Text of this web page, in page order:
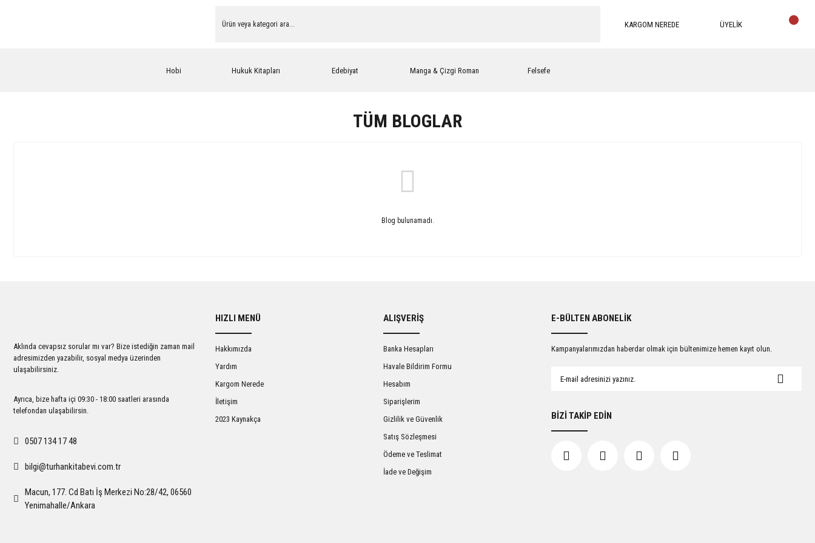
KARGOM NEREDE ÜYELİK
Hobi Hukuk Kitapları Edebiyat Manga & Çizgi Roman Felsefe
TÜM BLOGLAR
Blog bulunamadı.
Aklında cevapsız sorular mı var? Bize istediğin zaman mail
adresimizden yazabilir, sosyal medya üzerinden
ulaşabilirsiniz.
Ayrıca, bize hafta içi 09:30 - 18:00 saatleri arasında
telefondan ulaşabilirsin.
0507 134 17 48
bilgi@turhankitabevi.com.tr
Macun, 177. Cd Batı İş Merkezi No:28/42, 06560
Yenimahalle/Ankara
HIZLI MENÜ
Hakkımızda
Yardım
Kargom Nerede
İletişim
2023 Kaynakça
ALIŞVERİŞ
Banka Hesapları
Havale Bildirim Formu
Hesabım
Siparişlerim
Gizlilik ve Güvenlik
Satış Sözleşmesi
Ödeme ve Teslimat
İade ve Değişim
E-BÜLTEN ABONELİK
Kampanyalarımızdan haberdar olmak için bültenimize hemen kayıt olun.
BİZİ TAKİP EDİN